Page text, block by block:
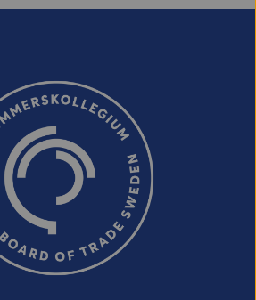
Uppdatera captcha